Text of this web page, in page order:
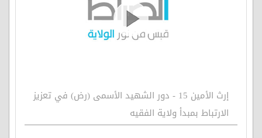
إرث الأمين 15 - دور الشهيد الأسمى (رض) في تعزيز
الارتباط بمبدأ ولاية الفقيه